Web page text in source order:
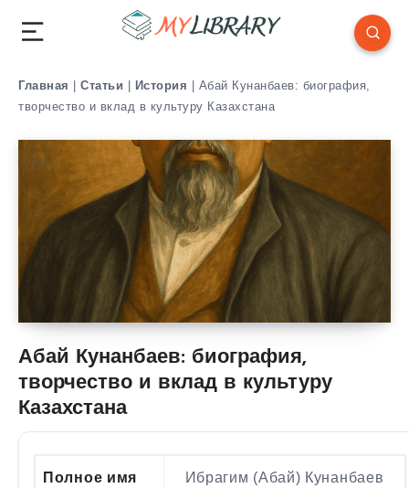
Главная | Статьи | История | Абай Кунанбаев: биография,
творчество и вклад в культуру Казахстана
Абай Кунанбаев: биография,
творчество и вклад в культуру
Казахстана
Полное имя Ибрагим (Абай) Кунанбаев